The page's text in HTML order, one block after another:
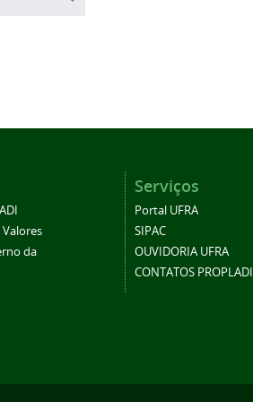
Valores
da
Serviços
Portal UFRA
SIPAC
OUVIDORIA UFRA
CONTATOS PROPLADI